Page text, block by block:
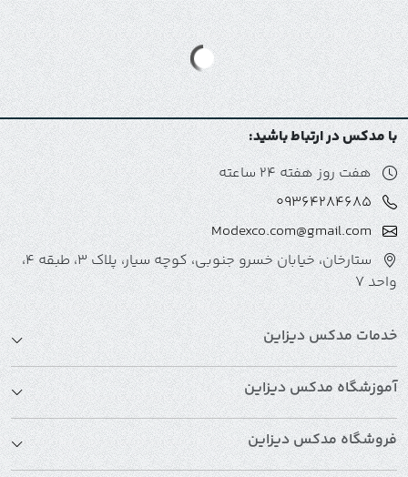
با مدکس در ارتباط باشید:
هفت روز هفته 24 ساعته
09364284685
Modexco.com@gmail.com
ستارخان، خیابان خسرو جنوبی، کوچه سیار، پلاک 3، طبقه 4،
واحد 7
خدمات مدکس دیزاین
آموزشگاه مدکس دیزاین
فروشگاه مدکس دیزاین